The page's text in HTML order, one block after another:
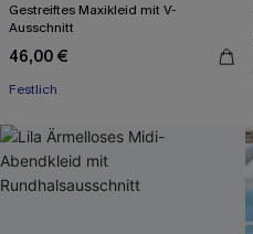
Gestreiftes Maxikleid mit V-
Ausschnitt
46,00 €
Festlich